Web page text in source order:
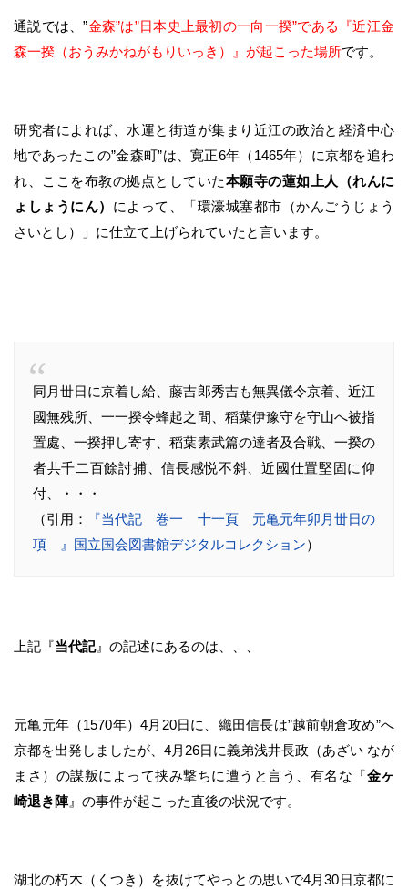
通説では、”金森”は”日本史上最初の一向一揆”である『近江金
森一揆（おうみかねがもりいっき）』が起こった場所です。
研究者によれば、水運と街道が集まり近江の政治と経済中心
地であったこの”金森町”は、寛正6年（1465年）に京都を追わ
れ、ここを布教の拠点としていた本願寺の蓮如上人（れんに
ょしょうにん） によって、「環濠城塞都市（かんごうじょう
さいとし）」に仕立て上げられていたと言います。
同月丗日に京着し給、藤吉郎秀吉も無異儀令京着、近江
國無残所、一一揆令蜂起之間、稻葉伊豫守を守山へ被指
置處、一揆押し寄す、稻葉素武篇の達者及合戦、一揆の
者共千二百餘討捕、信長感悦不斜、近國仕置堅固に仰
付、・・・
（引用：
『当代記 巻一 十一頁 元亀元年卯月丗日の
項 』国立国会図書館デジタルコレクション）
上記『当代記』の記述にあるのは、、、
元亀元年（1570年）4月20日に、織田信長は”越前朝倉攻め”へ
京都を出発しましたが、4月26日に義弟浅井長政（あざい なが
まさ）の謀叛によって挟み撃ちに遭うと言う、有名な『金ヶ
崎退き陣』の事件が起こった直後の状況です。
湖北の朽木（くつき）を抜けてやっとの思いで4月30日京都に